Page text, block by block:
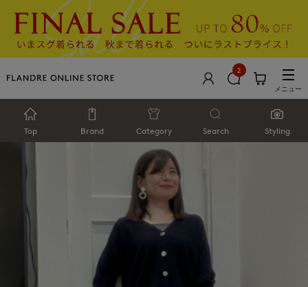
2
メニュー
Top Brand Category Search Styling